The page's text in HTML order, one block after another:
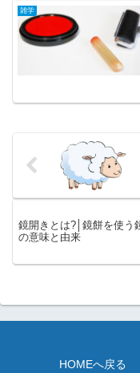
雑学
鏡開きとは?│鏡餅を使う
の意味と由来
HOMEへ戻る